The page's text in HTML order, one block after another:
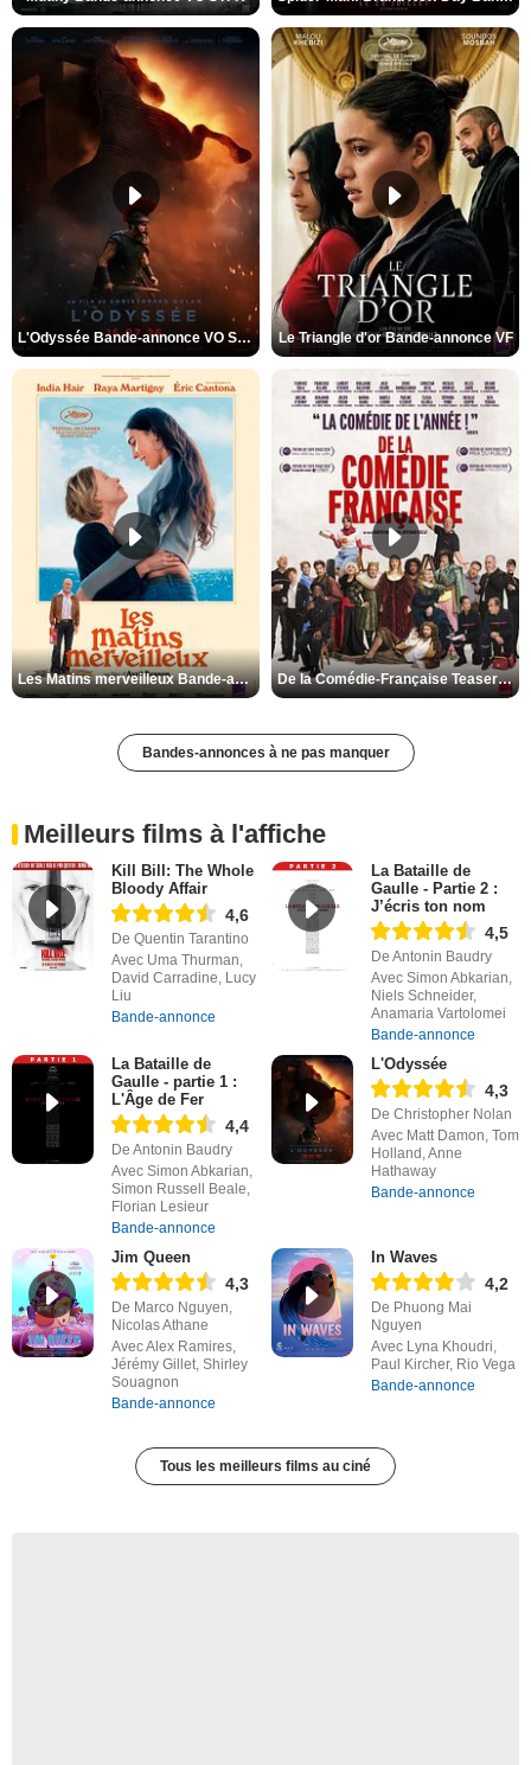
L'Odyssée Bande-annonce VO STFR Le Triangle d'or Bande-annonce VF
Les Matins merveilleux Bande-annonce VF De la Comédie-Française Teaser VF
Bandes-annonces à ne pas manquer
Meilleurs films à l'affiche
Kill Bill: The Whole
Bloody Affair
4,6
De Quentin Tarantino
Avec Uma Thurman,
David Carradine, Lucy
Liu
Bande-annonce
La Bataille de
Gaulle - Partie 2 :
J’écris ton nom
4,5
De Antonin Baudry
Avec Simon Abkarian,
Niels Schneider,
Anamaria Vartolomei
Bande-annonce
La Bataille de
Gaulle - partie 1 :
L'Âge de Fer
4,4
De Antonin Baudry
Avec Simon Abkarian,
Simon Russell Beale,
Florian Lesieur
Bande-annonce
L'Odyssée
4,3
De Christopher Nolan
Avec Matt Damon, Tom
Holland, Anne
Hathaway
Bande-annonce
Jim Queen
4,3
De Marco Nguyen,
Nicolas Athane
Avec Alex Ramires,
Jérémy Gillet, Shirley
Souagnon
Bande-annonce
In Waves
4,2
De Phuong Mai
Nguyen
Avec Lyna Khoudri,
Paul Kircher, Rio Vega
Bande-annonce
Tous les meilleurs films au ciné